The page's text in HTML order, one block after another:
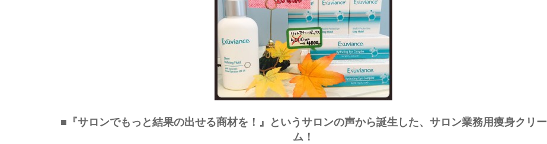
■『サロンでもっと結果の出せる商材を！』というサロンの声から誕生した、サロン業務用痩身クリー
ム！